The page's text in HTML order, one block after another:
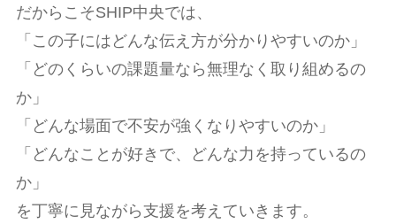
だからこそSHIP中央では、
「この子にはどんな伝え方が分かりやすいのか」
「どのくらいの課題量なら無理なく取り組めるの
か」
「どんな場面で不安が強くなりやすいのか」
「どんなことが好きで、どんな力を持っているの
か」
を丁寧に見ながら支援を考えていきます。